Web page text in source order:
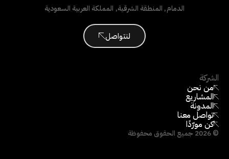
الشركة
من نحن
المشاريع
المدونة
تواصل معنا
كن مورّدًا
©
2026جميع الحقوق محفوظة
الدمام, المنطقة الشرقية, المملكة العربية السعودية
لنتواصل